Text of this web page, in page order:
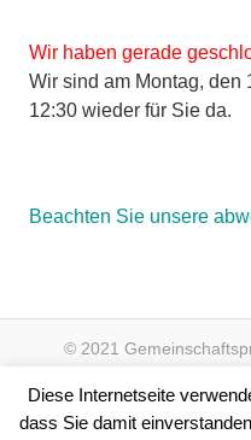
Wir haben gerade
Wir sind am Montag, den
12:30 wieder für Sie da.
Beachten Sie unsere
© 2021
Diese Internetseite
dass Sie damit